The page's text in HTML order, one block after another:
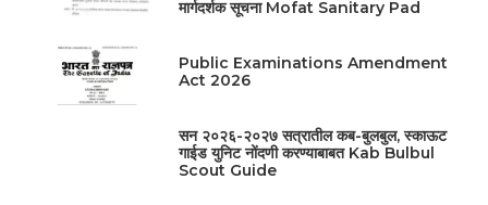
मार्गदर्शक सूचना Mofat Sanitary Pad
Public Examinations Amendment
Act 2026
सन २०२६-२०२७ सत्रातील कब-बुलबुल, स्काऊट
गाईड युनिट नोंदणी करण्याबाबत Kab Bulbul
Scout Guide